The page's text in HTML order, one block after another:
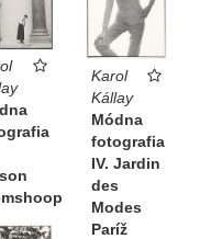
Karol
Kállay
Módna
fotografia
IV. Jardin
des
Modes
Paríž